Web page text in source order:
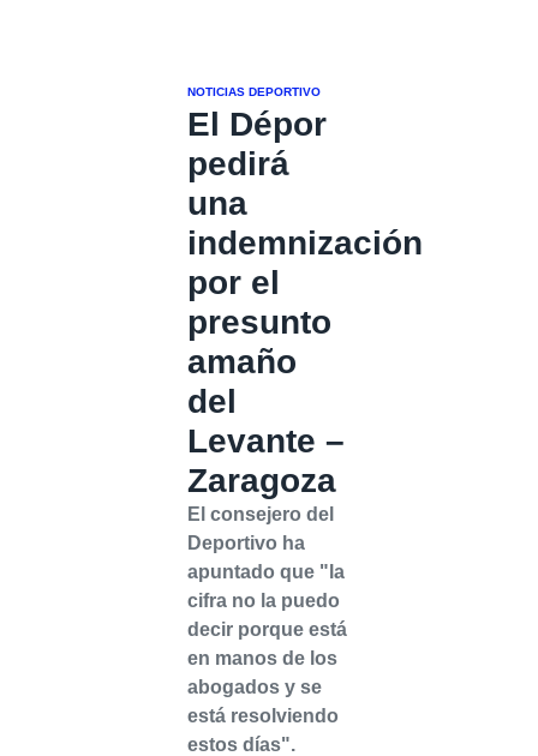
NOTICIAS DEPORTIVO
El Dépor
pedirá
una
indemnización
por el
presunto
amaño
del
Levante –
Zaragoza
El consejero del
Deportivo ha
apuntado que "la
cifra no la puedo
decir porque está
en manos de los
abogados y se
está resolviendo
estos días".